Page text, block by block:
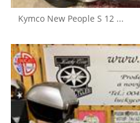
Kymco New People S 12 ...